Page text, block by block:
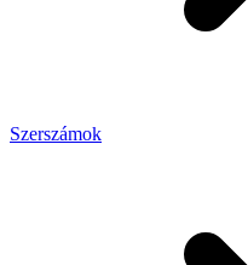
Szerszámok